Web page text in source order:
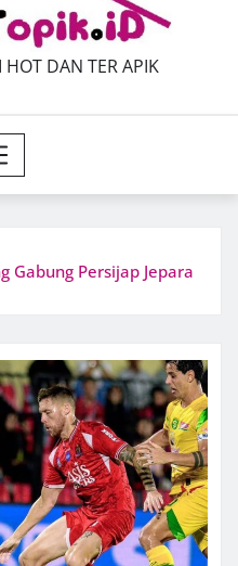
HOT DAN TER APIK
Gabung Persijap Jepara